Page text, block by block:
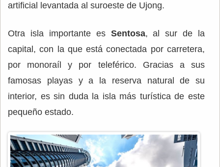
artificial levantada al suroeste de Ujong.
Otra isla importante es Sentosa, al sur de la
capital, con la que está conectada por carretera,
por monoraíl y por teleférico. Gracias a sus
famosas playas y a la reserva natural de su
interior, es sin duda la isla más turística de este
pequeño estado.